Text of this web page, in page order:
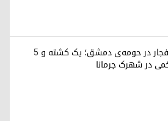
انفجار در حومه‌ی دمشق؛ یک کشته و ۵
در شهرک جرمانا